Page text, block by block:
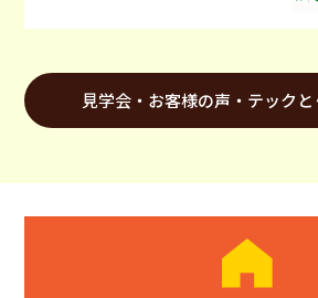
見学会・お客様の声・テック